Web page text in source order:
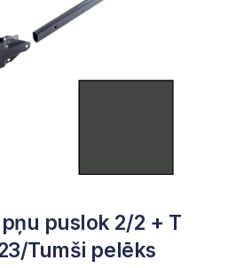
puslok 2/2 + T
Tumši pelēks